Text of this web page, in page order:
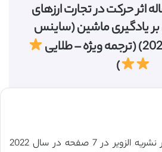
اثر حرکت در تجارت ارزهای
یادگیری ماشین (ساینس
)
این مقاله انگلیسی ISI در نشریه الزویر در 7 صفحه در سال 2022